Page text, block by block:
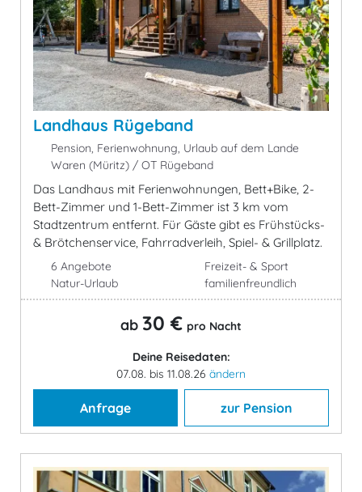
Landhaus Rügeband
Pension, Ferienwohnung, Urlaub auf dem Lande
Waren (Müritz) / OT Rügeband
Das Landhaus mit Ferienwohnungen, Bett+Bike, 2-
Bett-Zimmer und 1-Bett-Zimmer ist 3 km vom
Stadtzentrum entfernt. Für Gäste gibt es Frühstücks-
& Brötchenservice, Fahrradverleih, Spiel- & Grillplatz.
6 Angebote
Natur-Urlaub
Freizeit- & Sport
familienfreundlich
ab 30 € pro Nacht
Deine Reisedaten:
07.08. bis 11.08.26 ändern
Anfrage zur Pension